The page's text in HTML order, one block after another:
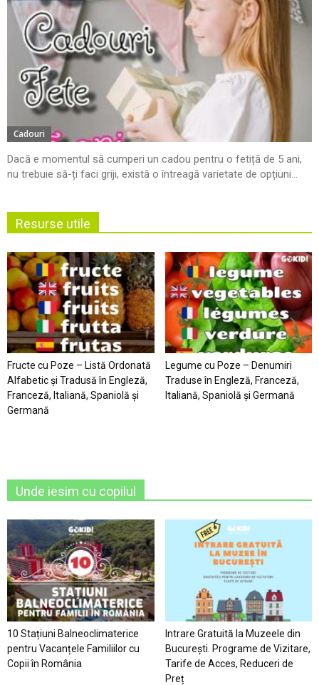
Cadouri
Dacă e momentul să cumperi un cadou pentru o fetiță de 5 ani,
nu trebuie să-ți faci griji, există o întreagă varietate de opțiuni...
Resurse utile
Fructe cu Poze – Listă Ordonată
Alfabetic şi Tradusă în Engleză,
Franceză, Italiană, Spaniolă şi
Germană
Legume cu Poze – Denumiri
Traduse în Engleză, Franceză,
Italiană, Spaniolă şi Germană
Unde iesim cu copilul
10 Stațiuni Balneoclimaterice
pentru Vacanțele Familiilor cu
Copii în România
Intrare Gratuită la Muzeele din
București. Programe de Vizitare,
Tarife de Acces, Reduceri de
Preț